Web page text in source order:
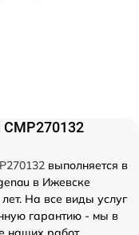
выполняется в
в Ижевске
На все виды услуг
гарантию - мы в